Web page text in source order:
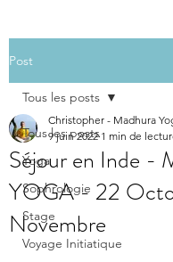
Post
Tous les posts
Yoga
Sophrologie
Stage
Voyage Initiatique
Tous les posts
Séjour en Inde -
YOGA - 22
Novembre
Christopher - Madhura
9 juin 2022 1 min de